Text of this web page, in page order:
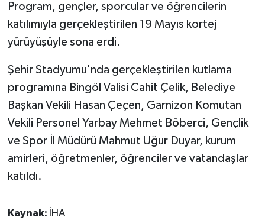
Program, gençler, sporcular ve öğrencilerin
katılımıyla gerçekleştirilen 19 Mayıs kortej
yürüyüşüyle sona erdi.
Şehir Stadyumu'nda gerçekleştirilen kutlama
programına Bingöl Valisi Cahit Çelik, Belediye
Başkan Vekili Hasan Çeçen, Garnizon Komutan
Vekili Personel Yarbay Mehmet Böberci, Gençlik
ve Spor İl Müdürü Mahmut Uğur Duyar, kurum
amirleri, öğretmenler, öğrenciler ve vatandaşlar
katıldı.
Kaynak: İHA